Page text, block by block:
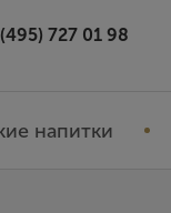
727 01 98
напитки